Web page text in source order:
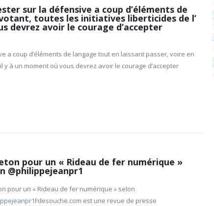
sur la défensive a coup d’éléments de
toutes les initiatives liberticides de l’
devrez avoir le courage d’accepter
a coup d’éléments de langage tout en laissant passer, voire en
y à un moment où vous devrez avoir le courage d’accepter
pour un « Rideau de fer numérique »
@philippejeanpr1
pour un « Rideau de fer numérique » selon
Fdesouche.com est une revue de presse